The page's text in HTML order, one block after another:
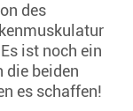
des
ist noch ein
die beiden
es schaffen!